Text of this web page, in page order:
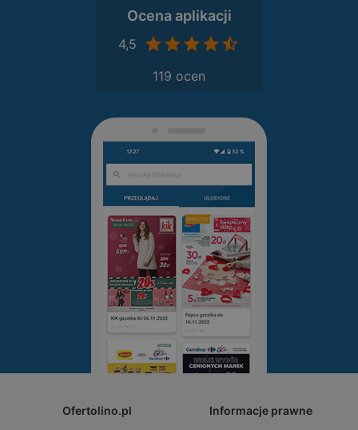
Ocena aplikacji
4,5
119 ocen
Ofertolino.pl Informacje prawne